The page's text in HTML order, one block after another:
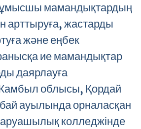
мамандықтардың
жастарды
және еңбек
ие мамандықтар
даярлауға
облысы, Қордай
ауылында орналасқан
колледжінде